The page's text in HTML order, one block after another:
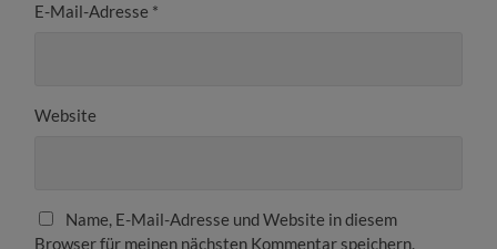
E-Mail-Adresse *
Website
Name, E-Mail-Adresse und Website in diesem
Browser für meinen nächsten Kommentar speichern.